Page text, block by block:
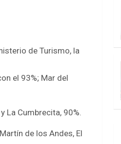
de Turismo, la
el 93%; Mar del
La Cumbrecita, 90%.
de los Andes, El